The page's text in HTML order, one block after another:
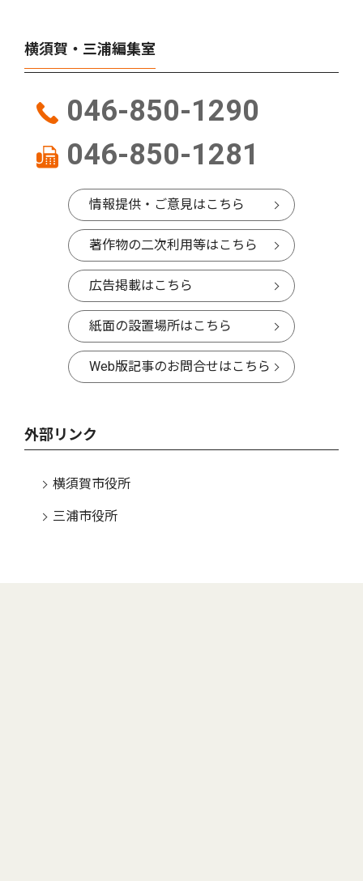
横須賀・三浦編集室
046-850-1290
046-850-1281
情報提供・ご意見はこちら
著作物の二次利用等はこちら
広告掲載はこちら
紙面の設置場所はこちら
Web版記事のお問合せはこちら
外部リンク
横須賀市役所
三浦市役所